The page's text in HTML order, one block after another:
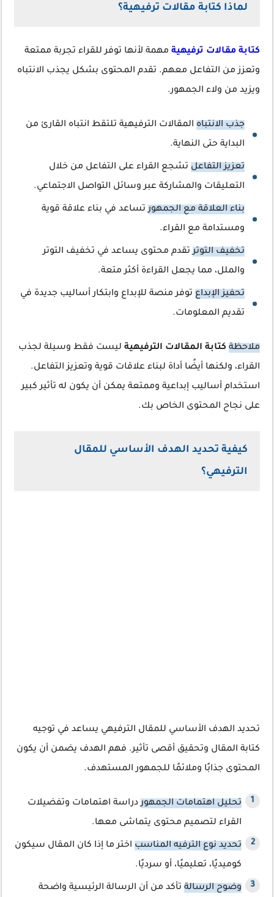
لماذا كتابة مقالات ترفيهية؟
كتابة مقالات ترفيهية مهمة لأنها توفر للقراء تجربة ممتعة
وتعزز من التفاعل معهم. تقدم المحتوى بشكل يجذب الانتباه
ويزيد من ولاء الجمهور.
جذب الانتباه المقالات الترفيهية تلتقط انتباه القارئ من
البداية حتى النهاية.
تعزيز التفاعل تشجع القراء على التفاعل من خلال
التعليقات والمشاركة عبر وسائل التواصل الاجتماعي.
بناء العلاقة مع الجمهورتساعد في بناء علاقة قوية
ومستدامة مع القراء.
تخفيف التوترتقدم محتوى يساعد في تخفيف التوتر
والملل، مما يجعل القراءة أكثر متعة.
تحفيز الإبداع توفر منصة للإبداع وابتكار أساليب جديدة في
تقديم المعلومات.
ملاحظة كتابة المقالات الترفيهية ليست فقط وسيلة لجذب
القراء، ولكنها أيضًا أداة لبناء علاقات قوية وتعزيز التفاعل.
استخدام أساليب إبداعية وممتعة يمكن أن يكون له تأثير كبير
على نجاح المحتوى الخاص بك.
كيفية تحديد الهدف الأساسي للمقال
الترفيهي؟
تحديد الهدف الأساسي للمقال الترفيهي يساعد في توجيه
كتابة المقال وتحقيق أقصى تأثير. فهم الهدف يضمن أن يكون
المحتوى جذابًا وملائمًا للجمهور المستهدف.
تحليل اهتمامات الجمهوردراسة اهتمامات وتفضيلات
القراء لتصميم محتوى يتماشى معها.
تحديد نوع الترفيه المناسب اختر ما إذا كان المقال سيكون
كوميديًا، تعليميًا، أو سرديًا.
وضوح الرسالة تأكد من أن الرسالة الرئيسية واضحة